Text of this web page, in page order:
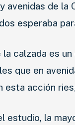
de la
esperaba
calzada es
que en
esta acción
la